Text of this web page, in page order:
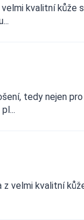
kvalitní kůže s
tedy nejen pro
z velmi kvalitní